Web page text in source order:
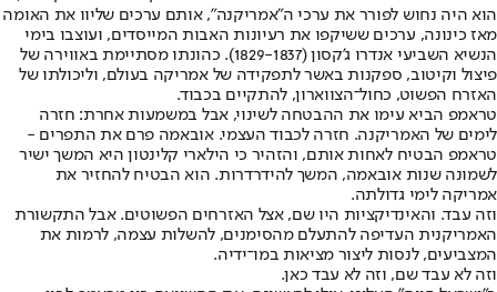
הוא היה נחוש לפורר את ערכי ה"אמריקנה", אותם ערכים שליוו את האומה
מאז כינונה, ערכים ששיקפו את רעיונות האבות המייסדים, ועוצבו בימי
הנשיא השביעי אנדרו ג'קסון (1829-1837). כהונתו מסתיימת באווירה של
פיצול וקיטוב, ספקנות באשר לתפקידה של אמריקה בעולם, וליכולתו של
האזרח הפשוט, כחול־הצווארון, להתקיים בכבוד.
טראמפ הביא עימו את ההבטחה לשינוי, אבל במשמעות אחרת: חזרה
לימים של האמריקנה. חזרה לכבוד העצמי. אובאמה פרם את התפרים -
טראמפ הבטיח לאחות אותם, והזהיר כי הילארי קלינטון היא המשך ישיר
לשמונה שנות אובאמה, המשך להידרדרות. הוא הבטיח להחזיר את
אמריקה לימי גדולתה.
וזה עבד. והאינדיקציות היו שם, אצל האזרחים הפשוטים. אבל התקשורת
האמריקנית העדיפה להתעלם מהסימנים, להשלות עצמה, לרמות את
המצביעים, לנסות ליצור מציאות במו־ידיה.
וזה לא עבד שם, וזה לא עבד כאן.